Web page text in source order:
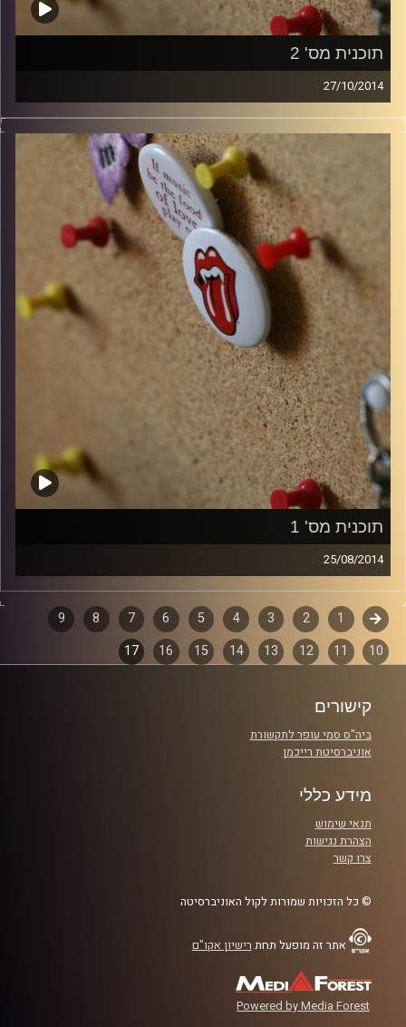
תוכנית מס' 2
27/10/2014
קלאסיקות רוק עם אורן הוף.
włodi
תוכנית מס' 1
25/08/2014
קלאסיקות רוק עם אורן הוף.
קרדיט תמונות:włodi
דפדוף
פרקים
קודם 1
2
3
4
5
6
7
8
9
10
11
12
13
14
15
16
17
קישורים
ביה"ס סמי עופר לתקשורת
אוניברסיטת רייכמן
מידע כללי
תנאי שימוש
הצהרת נגישות
צרו קשר
© כל הזכויות שמורות לקול האוניברסיטה
אתר זה מופעל תחת רישיון אקו"ם
Powered by Media Forest